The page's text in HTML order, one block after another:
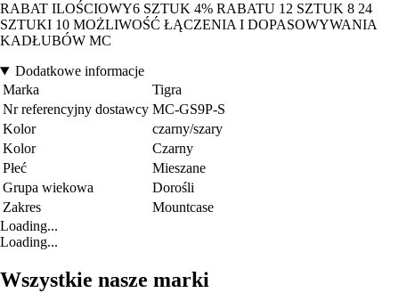
RABAT ILOŚCIOWY6 SZTUK 4% RABATU 12 SZTUK 8 24
SZTUKI 10 MOŻLIWOŚĆ ŁĄCZENIA I DOPASOWYWANIA
KADŁUBÓW MC
Dodatkowe informacje
Marka
Tigra
Nr referencyjny dostawcy MC-GS9P-S
Kolor
czarny/szary
Kolor
Czarny
Płeć
Mieszane
Grupa wiekowa
Dorośli
Zakres
Mountcase
Loading...
Loading...
Wszystkie nasze marki